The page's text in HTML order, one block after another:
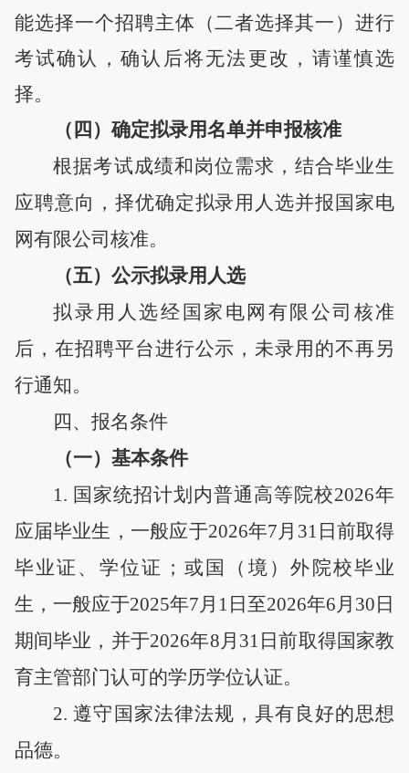
能选择一个招聘主体（二者选择其一）进行
考试确认，确认后将无法更改，请谨慎选
择。
（四）确定拟录用名单并申报核准
根据考试成绩和岗位需求，结合毕业生
应聘意向，择优确定拟录用人选并报国家电
网有限公司核准。
（五）公示拟录用人选
拟录用人选经国家电网有限公司核准
后，在招聘平台进行公示 ，未录用的不再另
行通知。
四、报名条件
（一）基本条件
1. 国家统招计划内普通高等院校2026年
应届毕业生，一般应于2026年7月31日前取得
毕业证、学位证；或国（境）外院校毕业
生，一般应于2025年7月1日至2026年6月30日
期间毕业，并于2026年8月31日前取得国家教
育主管部门认可的学历学位认证。
2. 遵守国家法律法规，具有良好的思想
品德。